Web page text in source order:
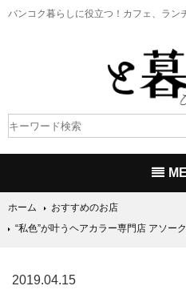
バンコク暮らしに役立つ！ カフェ、ラン
ホーム
おすすめのお店
“私色”が叶うヘアカラー専門店 アソー
2019.04.15